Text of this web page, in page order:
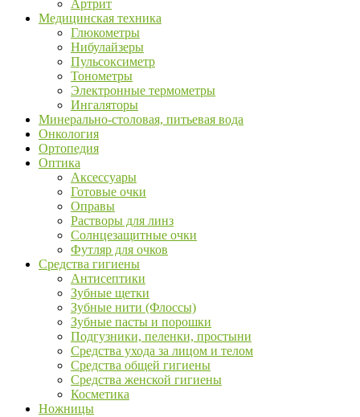
Артрит
Медицинская техника
Глюкометры
Нибулайзеры
Пульсоксиметр
Тонометры
Электронные термометры
Ингаляторы
Минерально-столовая, питьевая вода
Онкология
Ортопедия
Оптика
Аксессуары
Готовые очки
Оправы
Растворы для линз
Солнцезащитные очки
Футляр для очков
Средства гигиены
Антисептики
Зубные щетки
Зубные нити (Флоссы)
Зубные пасты и порошки
Подгузники, пеленки, простыни
Средства ухода за лицом и телом
Средства общей гигиены
Средства женской гигиены
Косметика
Ножницы